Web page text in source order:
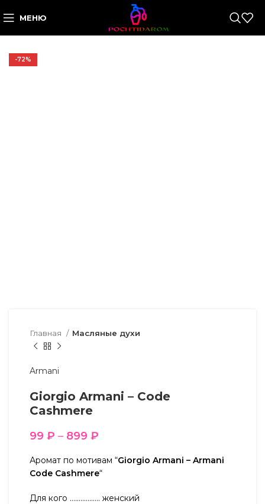
МЕНЮ
-72%
Главная Масляные духи
Armani
Giorgio Armani – Code
Cashmere
99 ₽ – 899 ₽
Аромат по мотивам “Giorgio Armani – Armani
Code Cashmere“
Для кого …………….. женский